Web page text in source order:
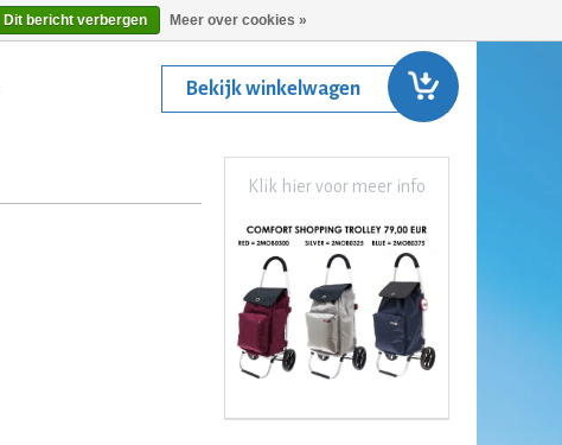
Bekijk winkelwagen
Klik hier voor meer info
Dit bericht verbergen Meer over cookies »